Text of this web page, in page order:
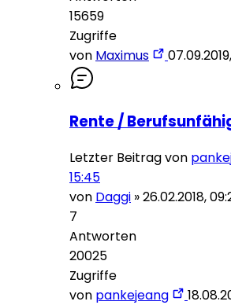
15659
Zugriffe
von Maximus
Rente /
Letzter Beitrag von
15:45
von Daggi »26.02.2018,
7
Antworten
20025
Zugriffe
von pankejeang